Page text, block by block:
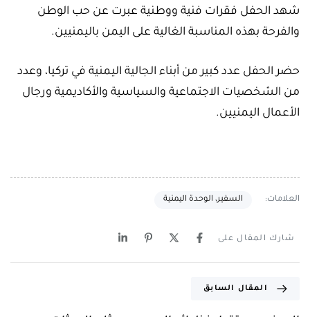
شهد الحفل فقرات فنية ووطنية عبرت عن حب الوطن
والفرحة بهذه المناسبة الغالية على اليمن باليمنيين.
حضر الحفل عدد كبير من أبناء الجالية اليمنية في تركيا، وعدد
من الشخصيات الاجتماعية والسياسية والأكاديمية ورجال
الأعمال اليمنيين.
العلامات: السفير، الوحدة اليمنية
شارك المقال على
المقال السابق